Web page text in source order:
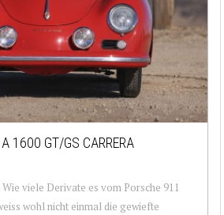
1600 GT/GS CARRERA
viele Derivate es vom Porsche 911
wohl nicht einmal die gewiefte